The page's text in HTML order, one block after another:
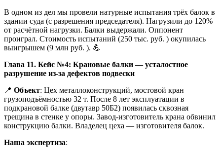
В одном из дел мы провели натурные испытания трёх балок в
здании суда (с разрешения председателя). Нагрузили до 120%
от расчётной нагрузки. Балки выдержали. Оппонент
проиграл. Стоимость испытаний (250 тыс. руб. ) окупилась
выигрышем (9 млн руб. ). 💪
Глава 11. Кейс №4: Крановые балки — усталостное
разрушение из-за дефектов подвески
📍 Объект: Цех металлоконструкций, мостовой кран
грузоподъёмностью 32 т. После 8 лет эксплуатации в
подкрановой балке (двутавр 50Б2) появилась сквозная
трещина в стенке у опоры. Завод-изготовитель крана обвинил
конструкцию балки. Владелец цеха — изготовителя балок.
Наша экспертиза: